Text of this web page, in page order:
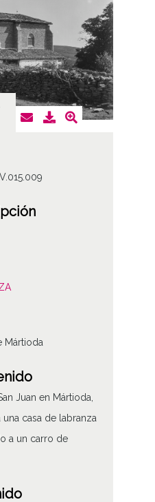
Mártioda
Juan en Mártioda,
casa de labranza
a un carro de